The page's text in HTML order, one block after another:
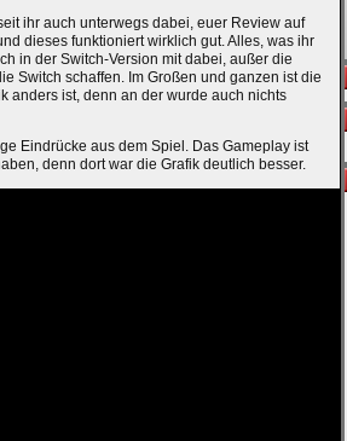
ihr auch unterwegs dabei, euer Review auf
dieses funktioniert wirklich gut. Alles, was ihr
in der Switch-Version mit dabei, außer die
Switch schaffen. Im Großen und ganzen ist die
anders ist, denn an der wurde auch nichts
Eindrücke aus dem Spiel. Das Gameplay ist
denn dort war die Grafik deutlich besser.